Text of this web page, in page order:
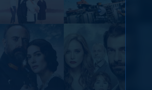
ARAMA SONUÇLARI